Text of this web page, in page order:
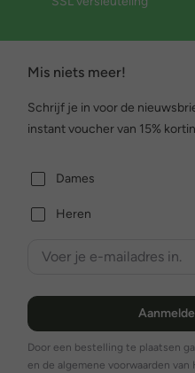
Mis niets meer!
Schrijf je in voor de
instant voucher van 15%
Dames
Heren
Door een bestelling te plaatsen
en de algemene voorwaarden van